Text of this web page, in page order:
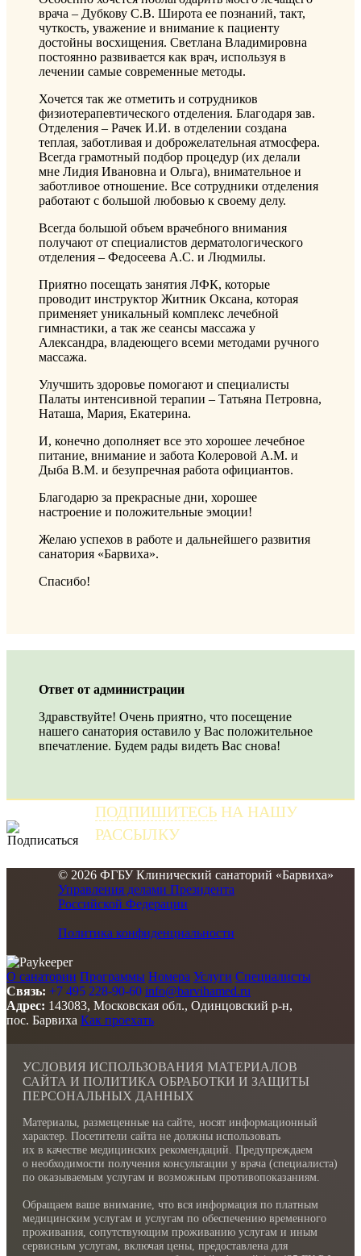
врача – Дубкову С.В. Широта ее познаний, такт,
чуткость, уважение и внимание к пациенту
достойны восхищения. Светлана Владимировна
постоянно развивается как врач, используя в
лечении самые современные методы.
Хочется так же отметить и сотрудников
физиотерапевтического отделения. Благодаря зав.
Отделения – Рачек И.И. в отделении создана
теплая, заботливая и доброжелательная атмосфера.
Всегда грамотный подбор процедур (их делали
мне Лидия Ивановна и Ольга), внимательное и
заботливое отношение. Все сотрудники отделения
работают с большой любовью к своему делу.
Всегда большой объем врачебного внимания
получают от специалистов дерматологического
отделения – Федосеева А.С. и Людмилы.
Приятно посещать занятия ЛФК, которые
проводит инструктор Житник Оксана, которая
применяет уникальный комплекс лечебной
гимнастики, а так же сеансы массажа у
Александра, владеющего всеми методами ручного
массажа.
Улучшить здоровье помогают и специалисты
Палаты интенсивной терапии – Татьяна Петровна,
Наташа, Мария, Екатерина.
И, конечно дополняет все это хорошее лечебное
питание, внимание и забота Колеровой А.М. и
Дыба В.М. и безупречная работа официантов.
Благодарю за прекрасные дни, хорошее
настроение и положительные эмоции!
Желаю успехов в работе и дальнейшего развития
санатория «Барвиха».
Спасибо!
Ответ от администрации
Здравствуйте! Очень приятно, что посещение
нашего санатория оставило у Вас положительное
впечатление. Будем рады видеть Вас снова!
ПОДПИШИТЕСЬ НА НАШУ
РАССЫЛКУ
© 2026 ФГБУ Клинический санаторий «Барвиха»
Управления делами Президента
Российской Федерации
Политика конфиденциальности
О санатории Программы Номера Услуги Специалисты
Связь: +7 495 228-90-60 info@barvihamed.ru
Адрес: 143083, Московская обл., Одинцовский р-н,
пос. Барвиха Как проехать
УСЛОВИЯ ИСПОЛЬЗОВАНИЯ МАТЕРИАЛОВ
САЙТА И ПОЛИТИКА ОБРАБОТКИ И ЗАЩИТЫ
ПЕРСОНАЛЬНЫХ ДАННЫХ
Материалы, размещенные на сайте, носят информационный
характер. Посетители сайта не должны использовать
их в качестве медицинских рекомендаций. Предупреждаем
о необходимости получения консультации у врача (специалиста)
по оказываемым услугам и возможным противопоказаниям.
Обращаем ваше внимание, что вся информация по платным
медицинским услугам и услугам по обеспечению временного
проживания, сопутствующим проживанию услугам и иным
сервисным услугам, включая цены, предоставлена для